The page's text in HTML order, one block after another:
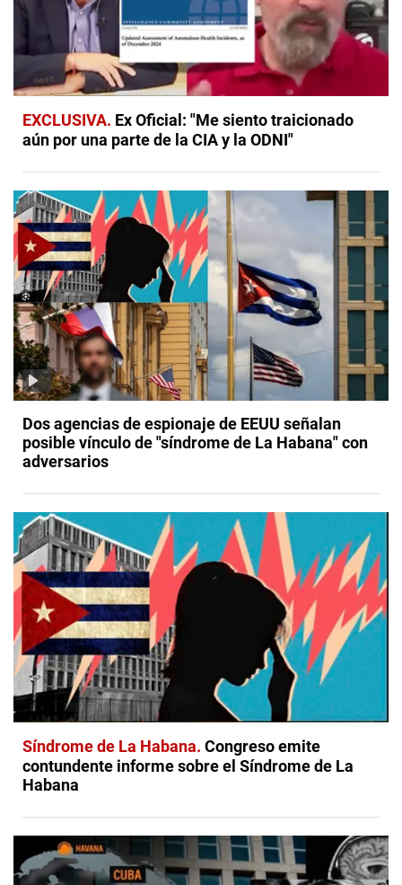
EXCLUSIVA Ex Oficial: "Me siento traicionado
aún por una parte de la CIA y la ODNI"
Dos agencias de espionaje de EEUU señalan
posible vínculo de "síndrome de La Habana" con
adversarios
Síndrome de La Habana Congreso emite
contundente informe sobre el Síndrome de La
Habana